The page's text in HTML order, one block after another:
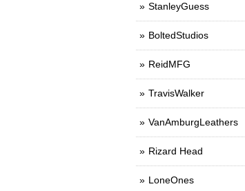
StanleyGuess
BoltedStudios
ReidMFG
TravisWalker
VanAmburgLeathers
Rizard Head
LoneOnes